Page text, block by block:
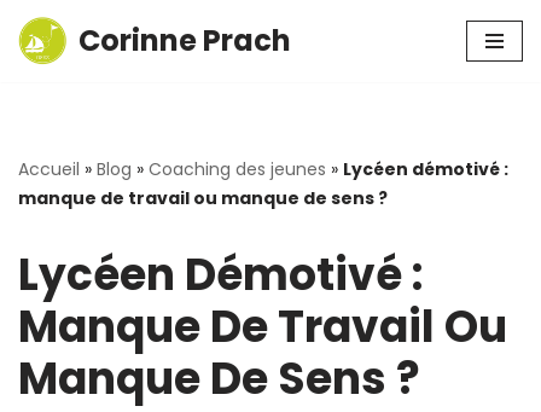
Aller
Corinne Prach
Accueil » Blog » Coaching des jeunes » Lycéen démotivé :
manque de travail ou manque de sens ?
Lycéen Démotivé :
Manque De Travail Ou
Manque De Sens ?